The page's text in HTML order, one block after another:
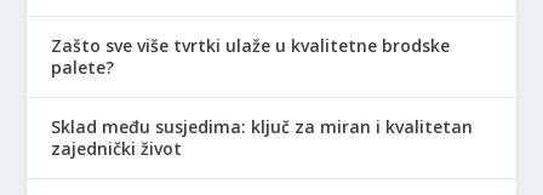
Zašto sve više tvrtki ulaže u kvalitetne brodske
palete?
Sklad među susjedima: ključ za miran i kvalitetan
zajednički život